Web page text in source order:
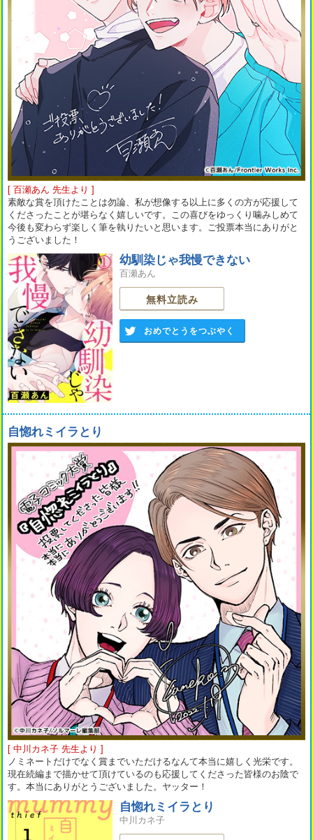
[ 百瀬あん 先生より ]
素敵な賞を頂けたことは勿論、私が想像する以上に多くの方が応援して
くださったことが堪らなく嬉しいです。この喜びをゆっくり噛みしめて
今後も変わらず楽しく筆を執りたいと思います。ご投票本当にありがと
うございました！
幼馴染じゃ我慢できない
百瀬あん
無料立読み
おめでとうをつぶやく
自惚れミイラとり
[ 中川カネ子 先生より ]
ノミネートだけでなく賞までいただけるなんて本当に嬉しく光栄です。
現在続編まで描かせて頂けているのも応援してくださった皆様のお陰で
す。本当にありがとうございました。ヤッター！
自惚れミイラとり
中川カネ子